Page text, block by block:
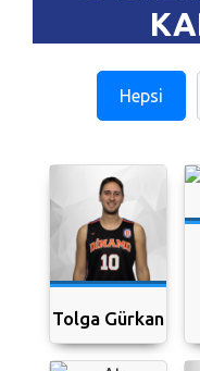
Hepsi
Tolga Gürkan